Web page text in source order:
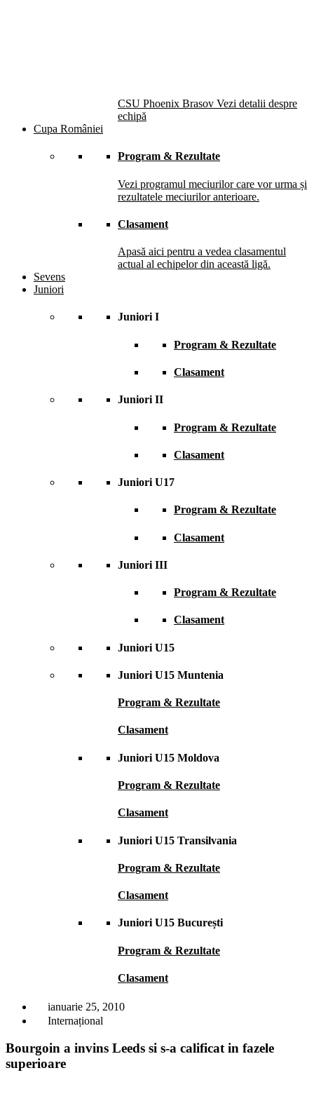
CSU Phoenix Brasov Vezi detalii despre
echipă
Cupa României
Program & Rezultate
Vezi programul meciurilor care vor urma și
rezultatele meciurilor anterioare.
Clasament
Apasă aici pentru a vedea clasamentul
actual al echipelor din această ligă.
Sevens
Juniori
Juniori I
Program & Rezultate
Clasament
Juniori II
Program & Rezultate
Clasament
Juniori U17
Program & Rezultate
Clasament
Juniori III
Program & Rezultate
Clasament
Juniori U15
Juniori U15 Muntenia
Program & Rezultate
Clasament
Juniori U15 Moldova
Program & Rezultate
Clasament
Juniori U15 Transilvania
Program & Rezultate
Clasament
Juniori U15 București
Program & Rezultate
Clasament
ianuarie 25, 2010
Internațional
Bourgoin a invins Leeds si s-a calificat in fazele
superioare